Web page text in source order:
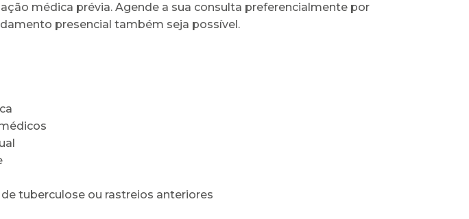
médica prévia. Agende a sua consulta preferencialmente por
presencial também seja possível.
tuberculose ou rastreios anteriores